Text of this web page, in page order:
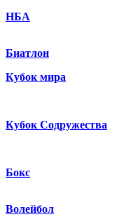
НБА
Биатлон
Кубок мира
Кубок Содружества
Бокс
Волейбол